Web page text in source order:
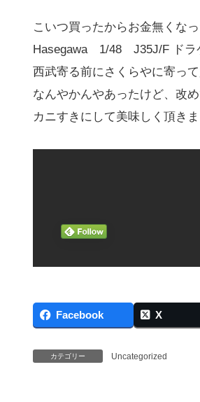
こいつ買ったからお金無くな
Hasegawa 1/48 J35J/F ド
西武寄る前にさくらやに寄っ
なんやかんやあったけど、改
カニすきにして美味しく頂き
Facebook X
カテゴリー Uncategorized